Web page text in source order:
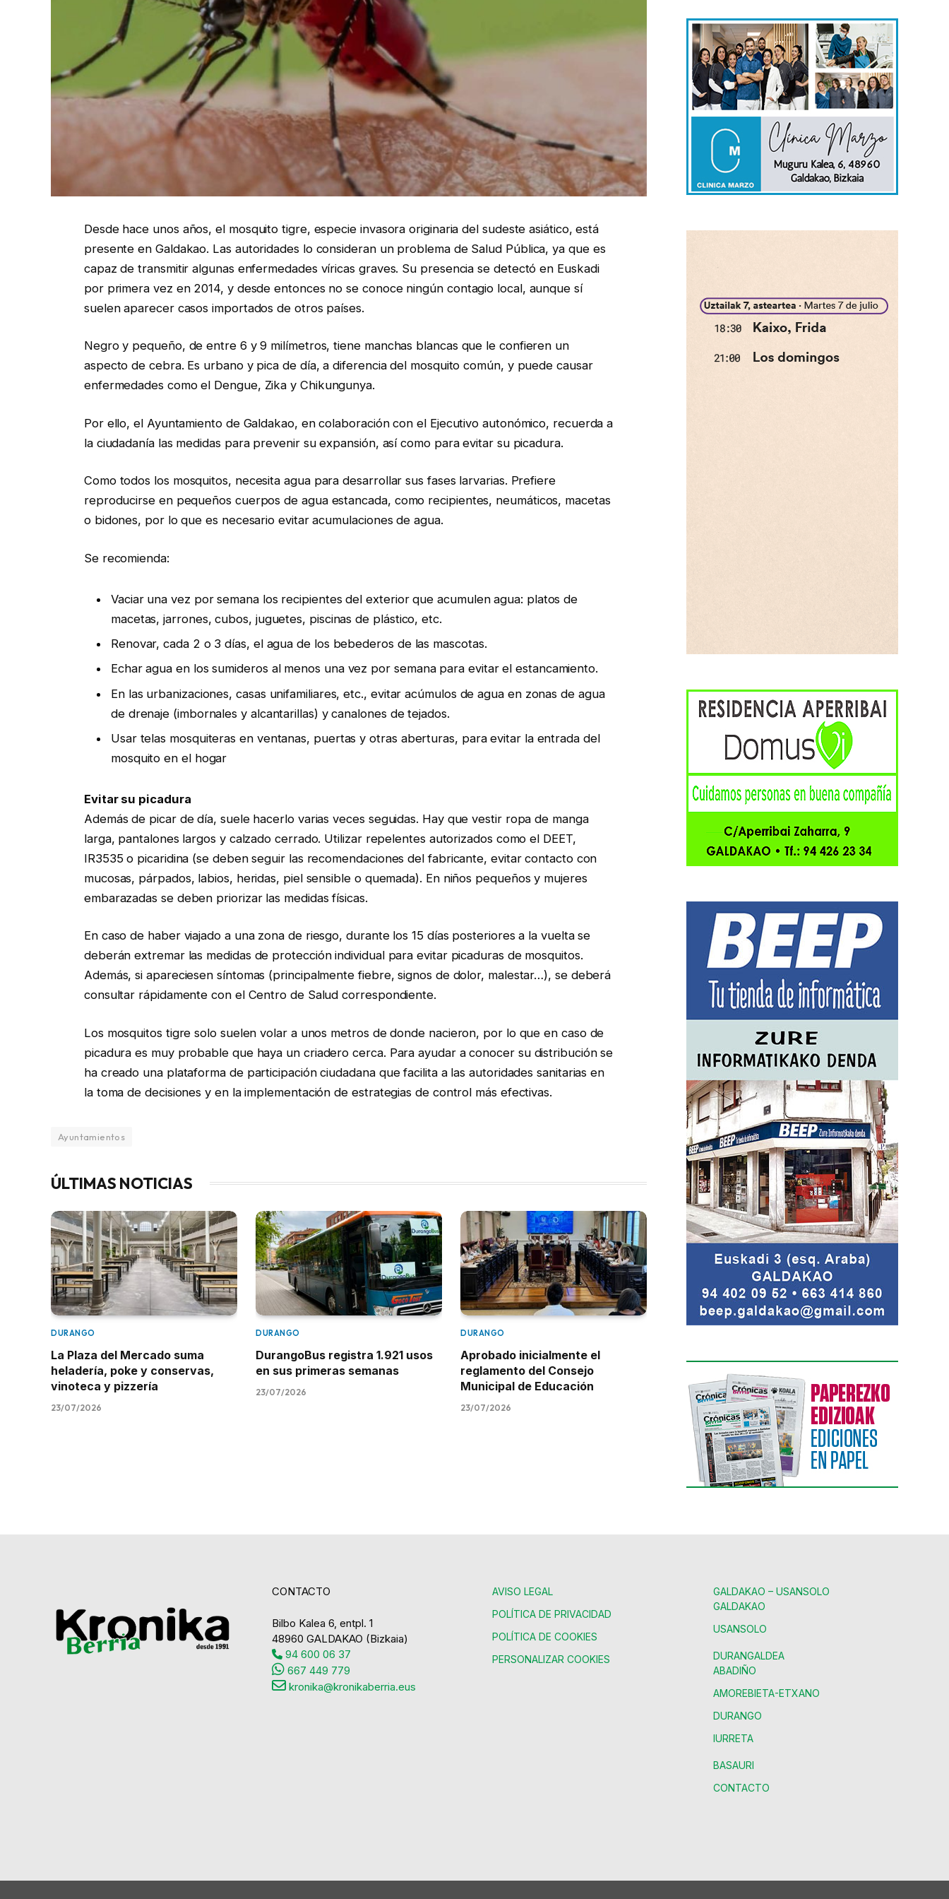
Desde hace unos años, el mosquito tigre, especie invasora originaria del sudeste asiático, está
presente en Galdakao. Las autoridades lo consideran un problema de Salud Pública, ya que es
capaz de transmitir algunas enfermedades víricas graves. Su presencia se detectó en Euskadi
por primera vez en 2014, y desde entonces no se conoce ningún contagio local, aunque sí
suelen aparecer casos importados de otros países.
Negro y pequeño, de entre 6 y 9 milímetros, tiene manchas blancas que le confieren un
aspecto de cebra. Es urbano y pica de día, a diferencia del mosquito común, y puede causar
enfermedades como el Dengue, Zika y Chikungunya.
Por ello, el Ayuntamiento de Galdakao, en colaboración con el Ejecutivo autonómico, recuerda a
la ciudadanía las medidas para prevenir su expansión, así como para evitar su picadura.
Como todos los mosquitos, necesita agua para desarrollar sus fases larvarias. Prefiere
reproducirse en pequeños cuerpos de agua estancada, como recipientes, neumáticos, macetas
o bidones, por lo que es necesario evitar acumulaciones de agua.
Se recomienda:
Vaciar una vez por semana los recipientes del exterior que acumulen agua: platos de
macetas, jarrones, cubos, juguetes, piscinas de plástico, etc.
Renovar, cada 2 o 3 días, el agua de los bebederos de las mascotas.
Echar agua en los sumideros al menos una vez por semana para evitar el estancamiento.
En las urbanizaciones, casas unifamiliares, etc., evitar acúmulos de agua en zonas de agua
de drenaje (imbornales y alcantarillas) y canalones de tejados.
Usar telas mosquiteras en ventanas, puertas y otras aberturas, para evitar la entrada del
mosquito en el hogar
Evitar su picadura
Además de picar de día, suele hacerlo varias veces seguidas. Hay que vestir ropa de manga
larga, pantalones largos y calzado cerrado. Utilizar repelentes autorizados como el DEET,
IR3535 o picaridina (se deben seguir las recomendaciones del fabricante, evitar contacto con
mucosas, párpados, labios, heridas, piel sensible o quemada). En niños pequeños y mujeres
embarazadas se deben priorizar las medidas físicas.
En caso de haber viajado a una zona de riesgo, durante los 15 días posteriores a la vuelta se
deberán extremar las medidas de protección individual para evitar picaduras de mosquitos.
Además, si apareciesen síntomas (principalmente fiebre, signos de dolor, malestar…), se deberá
consultar rápidamente con el Centro de Salud correspondiente.
Los mosquitos tigre solo suelen volar a unos metros de donde nacieron, por lo que en caso de
picadura es muy probable que haya un criadero cerca. Para ayudar a conocer su distribución se
ha creado una plataforma de participación ciudadana que facilita a las autoridades sanitarias en
la toma de decisiones y en la implementación de estrategias de control más efectivas.
Ayuntamientos
ÚLTIMAS NOTICIAS
DURANGO
La Plaza del Mercado suma
heladería, poke y conservas,
vinoteca y pizzería
23/07/2026
DURANGO
DurangoBus registra 1.921 usos
en sus primeras semanas
23/07/2026
DURANGO
Aprobado inicialmente el
reglamento del Consejo
Municipal de Educación
23/07/2026
CONTACTO
Bilbo Kalea 6, entpl. 1
48960 GALDAKAO (Bizkaia)
94 600 06 37
667 449 779
kronika@kronikaberria.eus
AVISO LEGAL
POLÍTICA DE PRIVACIDAD
POLÍTICA DE COOKIES
PERSONALIZAR COOKIES
GALDAKAO – USANSOLO
GALDAKAO
USANSOLO
DURANGALDEA
ABADIÑO
AMOREBIETA-ETXANO
DURANGO
IURRETA
BASAURI
CONTACTO